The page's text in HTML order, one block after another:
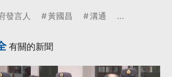
發言人 黃國昌 溝通 ...
有關的新聞